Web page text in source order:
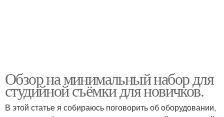
Обзор на минимальный набор для
студийной съёмки для новичков.
В этой статье я собираюсь поговорить об оборудовании,